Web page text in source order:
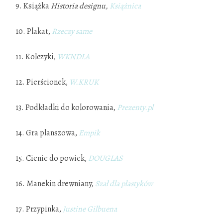
9. KsiążkaHistoria designu, Książnica
10. Plakat, Rzeczy same
11. Kolczyki, WKNDLA
12. Pierścionek, W.KRUK
13. Podkładki do kolorowania, Prezenty.pl
14. Gra planszowa, Empik
15. Cienie do powiek, DOUGLAS
16. Manekin drewniany, Szał dla plastyków
17. Przypinka, Justine Gilbuena